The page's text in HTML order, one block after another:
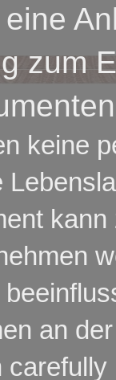
zum
keine
an